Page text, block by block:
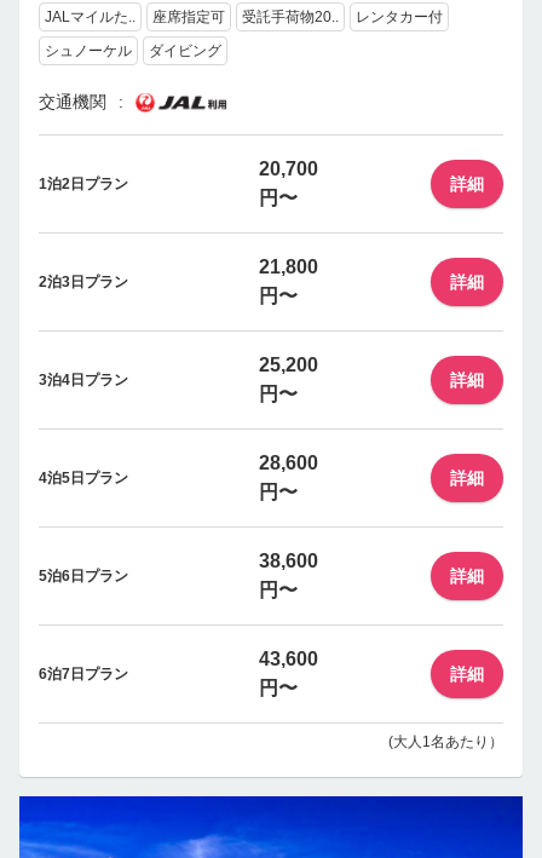
JALマイルた..
座席指定可 受託手荷物20..
レンタカー付
シュノーケル
ダイビング
交通機関
1泊2日プラン
20,700
円〜
詳細
2泊3日プラン
21,800
円〜
詳細
3泊4日プラン
25,200
円〜
詳細
4泊5日プラン
28,600
円〜
詳細
5泊6日プラン
38,600
円〜
詳細
6泊7日プラン
43,600
円〜
詳細
(大人1名あたり）